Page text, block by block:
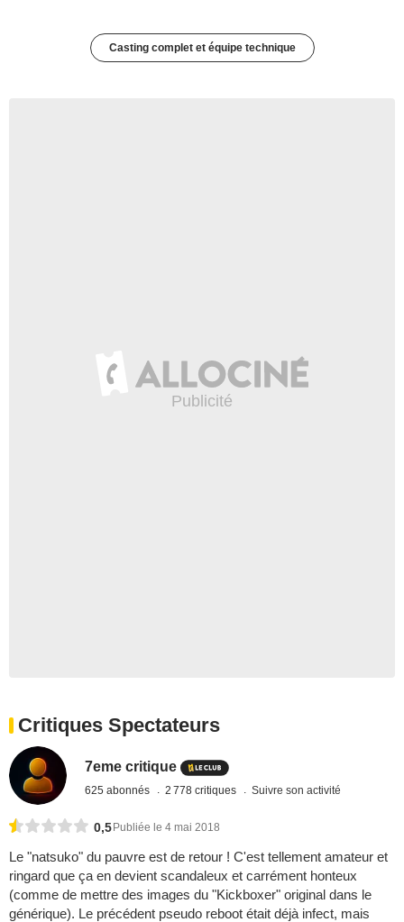
Casting complet et équipe technique
Critiques Spectateurs
7eme critique
625 abonnés 2 778 critiques Suivre son activité
0,5Publiée le 4 mai 2018
Le "natsuko" du pauvre est de retour ! C'est tellement amateur et
ringard que ça en devient scandaleux et carrément honteux
(comme de mettre des images du "Kickboxer" original dans le
générique). Le précédent pseudo reboot était déjà infect, mais